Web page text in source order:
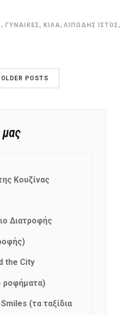
, ΓΥΝΑΊΚΕΣ , ΚΙΛΆ,ΛΙΠΏΔΗΣ ΙΣΤΌΣ ,
OLDER POSTS
μας
Κουζίνας
Διατροφής
the City
ροφήματα)
(τα ταξίδια